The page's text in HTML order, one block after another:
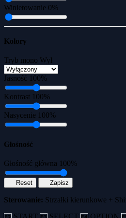
Winietowanie 0%
Kolory
Tryb mono Wył
Jasność 100%
Kontrast 100%
Nasycenie 100%
Głośność
Głośność główna 100%
Reset Zapisz
Sterowanie: Strzałki kierunkowe +
START SELECT OPTION